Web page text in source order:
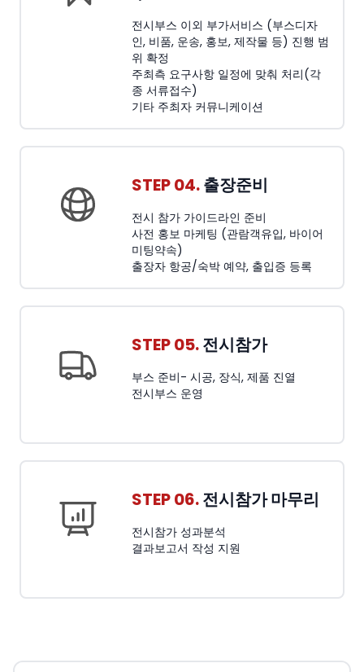
전시부스 이외 부가서비스 (부스디자
인, 비품, 운송, 홍보, 제작물 등) 진행 범
위 확정
주최측 요구사항 일정에 맞춰 처리(각
종 서류접수)
기타 주최자 커뮤니케이션
STEP 04.출장준비
전시 참가 가이드라인 준비
사전 홍보 마케팅 (관람객유입, 바이어
미팅약속)
출장자 항공/숙박 예약, 출입증 등록
STEP 05.전시참가
부스 준비- 시공, 장식, 제품 진열
전시부스 운영
STEP 06.전시참가 마무리
전시참가 성과분석
결과보고서 작성 지원